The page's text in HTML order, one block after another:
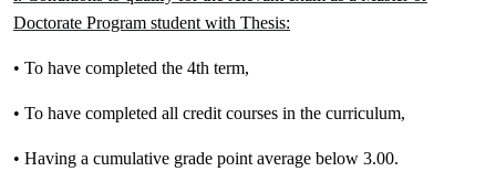
Doctorate Program student with Thesis:
• To have completed the 4th term,
• To have completed all credit courses in the curriculum,
• Having a cumulative grade point average below 3.00.